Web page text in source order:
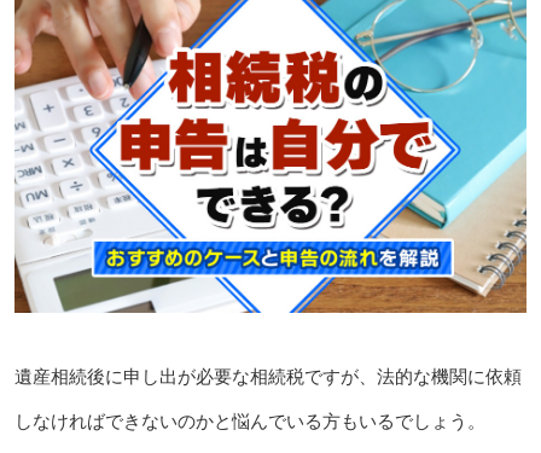
遺産相続後に申し出が必要な相続税ですが、法的な機関に依頼
しなければできないのかと悩んでいる方もいるでしょう。